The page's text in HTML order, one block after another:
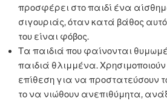
προσφέρει στο παιδί ένα
σιγουριάς, όταν κατά βάθος
του είναι φόβος.
Τα παιδιά που φαίνονται
παιδιά θλιμμένα. Χρησιμοποιούν
επίθεση για να προστατεύσουν
το να νιώθουν ανεπιθύμητα,